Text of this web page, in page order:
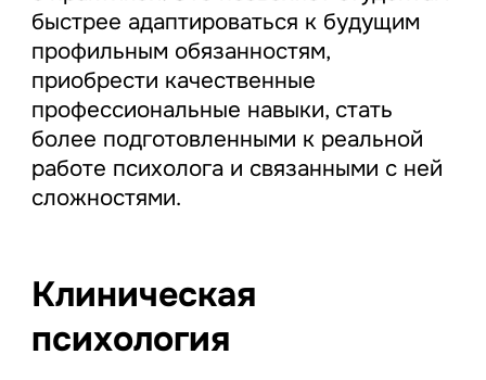
быстрее адаптироваться к будущим
профильным обязанностям,
приобрести качественные
профессиональные навыки, стать
более подготовленными к реальной
работе психолога и связанными с ней
сложностями.
Клиническая
психология